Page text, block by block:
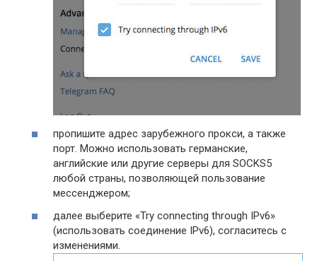
пропишите адрес зарубежного прокси, а также
порт. Можно использовать германские,
английские или другие серверы для SOCKS5
любой страны, позволяющей пользование
мессенджером;
далее выберите «Try connecting through IPv6»
(использовать соединение IPv6), согласитесь с
изменениями.